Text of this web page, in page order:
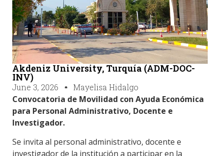
Akdeniz University, Turquía (ADM-DOC-
INV)
June 3, 2026 Mayelisa Hidalgo
Convocatoria de Movilidad con Ayuda Económica
para Personal Administrativo, Docente e
Investigador.
Se invita al personal administrativo, docente e
investigador de la institución a participar en la